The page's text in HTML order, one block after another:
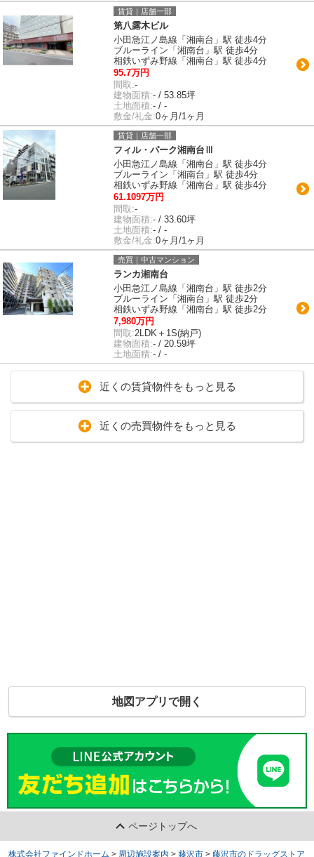
賃貸｜店舗一部
第八露木ビル
小田急江ノ島線「湘南台」駅 徒歩4分
ブルーライン「湘南台」駅 徒歩4分
相鉄いずみ野線「湘南台」駅 徒歩4分
95.7万円
間取:-
建物面積:- / 53.85坪
土地面積:- / -
敷金/礼金:0ヶ月/1ヶ月
賃貸｜店舗一部
フィル・パーク湘南台Ⅲ
小田急江ノ島線「湘南台」駅 徒歩4分
ブルーライン「湘南台」駅 徒歩4分
相鉄いずみ野線「湘南台」駅 徒歩4分
61.1097万円
間取:-
建物面積:- / 33.60坪
土地面積:- / -
敷金/礼金:0ヶ月/1ヶ月
売買｜中古マンション
ランカ湘南台
小田急江ノ島線「湘南台」駅 徒歩2分
ブルーライン「湘南台」駅 徒歩2分
相鉄いずみ野線「湘南台」駅 徒歩2分
7,980万円
間取:2LDK＋1S(納戸)
建物面積:- / 20.59坪
土地面積:- / -
近くの賃貸物件をもっと見る
近くの売買物件をもっと見る
地図アプリで開く
ページトップへ
株式会社ファインドホーム > 周辺施設案内 > 藤沢市 > 藤沢市のドラッグストア